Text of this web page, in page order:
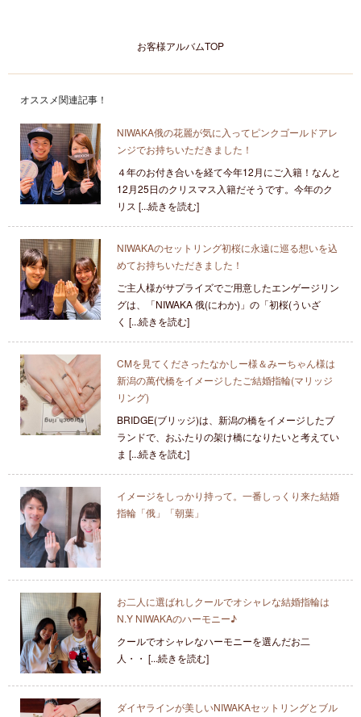
お客様アルバムTOP
オススメ関連記事！
NIWAKA俄の花麗が気に入ってピンクゴールドアレ
ンジでお持ちいただきました！
４年のお付き合いを経て今年12月にご入籍！なんと
12月25日のクリスマス入籍だそうです。今年のク
リス [...続きを読む]
NIWAKAのセットリング初桜に永遠に巡る想いを込
めてお持ちいただきました！
ご主人様がサプライズでご用意したエンゲージリン
グは、「NIWAKA 俄(にわか)」の「初桜(ういざ
く [...続きを読む]
CMを見てくださったなかしー様＆みーちゃん様は
新潟の萬代橋をイメージしたご結婚指輪(マリッジ
リング)
BRIDGE(ブリッジ)は、新潟の橋をイメージしたブ
ランドで、おふたりの架け橋になりたいと考えてい
ま [...続きを読む]
イメージをしっかり持って。一番しっくり来た結婚
指輪「俄」「朝葉」
お二人に選ばれしクールでオシャレな結婚指輪は
N.Y NIWAKAのハーモニー♪
クールでオシャレなハーモニーを選んだお二
人・・ [...続きを読む]
ダイヤラインが美しいNIWAKAセットリングとブル